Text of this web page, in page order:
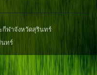
กีฬาจังหวัดสุรินทร์
นทร์